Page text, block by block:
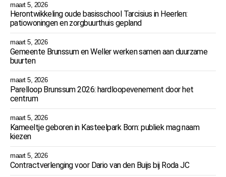
maart 5, 2026
Herontwikkeling oude basisschool Tarcisius in Heerlen:
patiowoningen en zorgbuurthuis gepland
maart 5, 2026
Gemeente Brunssum en Weller werken samen aan duurzame
buurten
maart 5, 2026
Parelloop Brunssum 2026: hardloopevenement door het
centrum
maart 5, 2026
Kameeltje geboren in Kasteelpark Born: publiek mag naam
kiezen
maart 5, 2026
Contractverlenging voor Dario van den Buijs bij Roda JC